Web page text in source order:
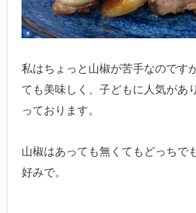
私はちょっと山椒が苦手なのです
ても美味しく、子どもに人気があ
っております。
山椒はあっても無くてもどっちで
好みで。